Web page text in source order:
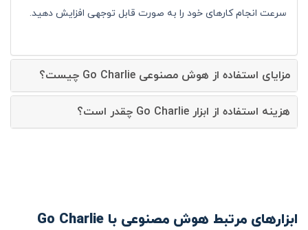
سرعت انجام کارهای خود را به صورت قابل توجهی افزایش دهید.
مزایای استفاده از هوش مصنوعی Go Charlie چیست؟
هزینه استفاده از ابزار Go Charlie چقدر است؟
ابزارهای مرتبط هوش مصنوعی با Go Charlie